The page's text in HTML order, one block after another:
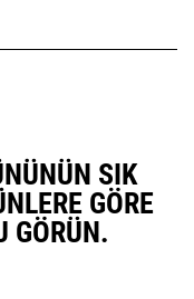
SIK
GÖRE
GÖRÜN.